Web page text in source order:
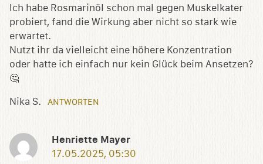
Ich habe Rosmarinöl schon mal gegen Muskelkater
probiert, fand die Wirkung aber nicht so stark wie
erwartet.
Nutzt ihr da vielleicht eine höhere Konzentration
oder hatte ich einfach nur kein Glück beim Ansetzen?
🤔
Nika S. ANTWORTEN
Henriette Mayer
17.05.2025, 05:30